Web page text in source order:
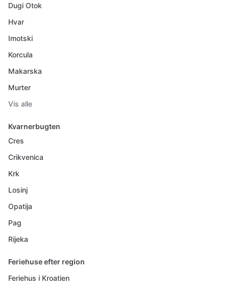
Dugi Otok
Hvar
Imotski
Korcula
Makarska
Murter
Vis alle
Kvarnerbugten
Cres
Crikvenica
Krk
Losinj
Opatija
Pag
Rijeka
Feriehuse efter region
Feriehus i Kroatien